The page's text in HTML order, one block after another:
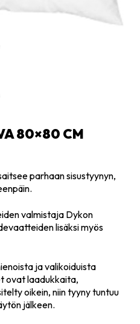
80×80 CM
parhaan sisustyynyn,
valmistaja Dykon
lisäksi myös
ja valikoiduista
ovat laadukkaita,
oikein, niin tyyny tuntuu
jälkeen.